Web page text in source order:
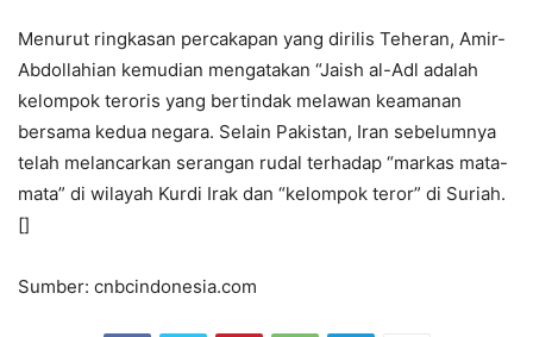
Menurut ringkasan percakapan yang dirilis Teheran, Amir-
Abdollahian kemudian mengatakan “Jaish al-Adl adalah
kelompok teroris yang bertindak melawan keamanan
bersama kedua negara. Selain Pakistan, Iran sebelumnya
telah melancarkan serangan rudal terhadap “markas mata-
mata” di wilayah Kurdi Irak dan “kelompok teror” di Suriah.
[]
Sumber: cnbcindonesia.com